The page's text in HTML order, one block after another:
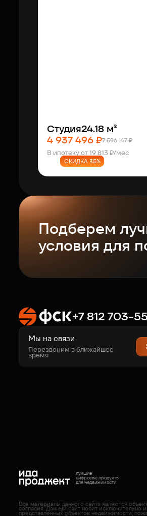
Студия24.18 м²
4 937 496 ₽7 596 147 ₽
В ипотеку от 19 813 ₽/мес
СКИДКА 35%
Подберем
условия для
+7 812 703-
Мы на связи
Перезвоним в ближайшее
время
лучшие
цифровые продукты
для недвижимости
Все материалы данного сайта являются
согласия. Данный сайт носит
представленных объектов недвижимости,